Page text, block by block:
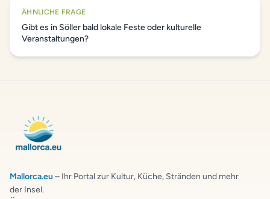
ÄHNLICHE FRAGE
Gibt es in Söller bald lokale Feste oder kulturelle
Veranstaltungen?
Mallorca.eu – Ihr Portal zur Kultur, Küche, Stränden und mehr
der Insel.